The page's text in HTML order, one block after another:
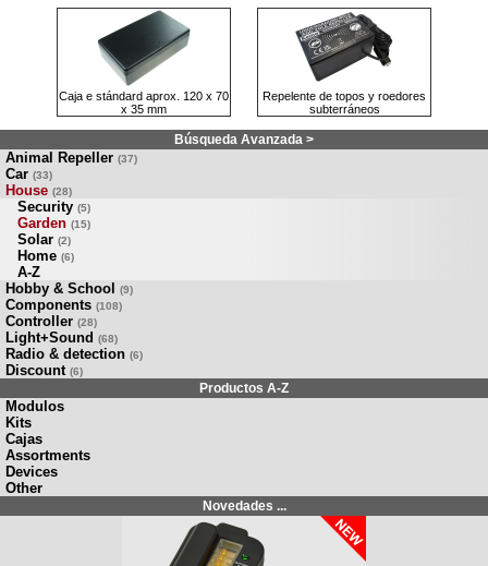
Caja e stándard aprox. 120 x 70
x 35 mm
Repelente de topos y roedores
subterráneos
Búsqueda Avanzada >
Animal Repeller (37)
Car (33)
House (28)
Security (5)
Garden (15)
Solar (2)
Home (6)
A-Z
Hobby & School (9)
Components (108)
Controller (28)
Light+Sound (68)
Radio & detection (6)
Discount (6)
Productos A-Z
Modulos
Kits
Cajas
Assortments
Devices
Other
Novedades ...